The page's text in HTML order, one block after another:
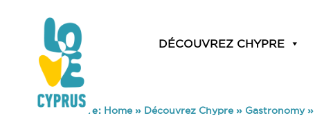
DÉCOUVREZ CHYPRE
You are here: Home» Découvrez Chypre» Gastronomy»